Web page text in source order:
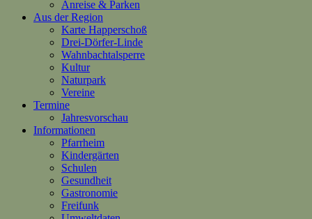
Anreise & Parken
Aus der Region
Karte Happerschoß
Drei-Dörfer-Linde
Wahnbachtalsperre
Kultur
Naturpark
Vereine
Termine
Jahresvorschau
Informationen
Pfarrheim
Kindergärten
Schulen
Gesundheit
Gastronomie
Freifunk